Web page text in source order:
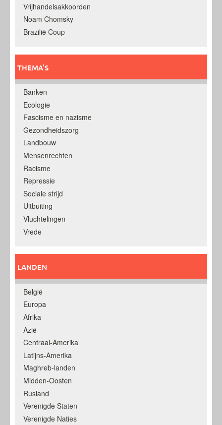
Vrijhandelsakkoorden
Noam Chomsky
Brazilië Coup
THEMA’S
Banken
Ecologie
Fascisme en nazisme
Gezondheidszorg
Landbouw
Mensenrechten
Racisme
Repressie
Sociale strijd
Uitbuiting
Vluchtelingen
Vrede
LANDEN
België
Europa
Afrika
Azië
Centraal-Amerika
Latijns-Amerika
Maghreb-landen
Midden-Oosten
Rusland
Verenigde Staten
Verenigde Naties